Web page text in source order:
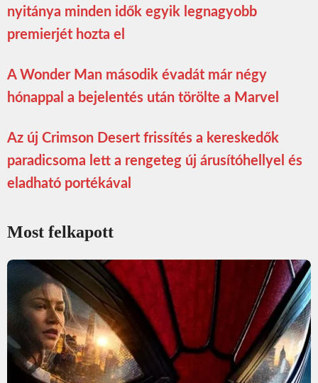
nyitánya minden idők egyik legnagyobb
premierjét hozta el
A Wonder Man második évadát már négy
hónappal a bejelentés után törölte a Marvel
Az új Crimson Desert frissítés a kereskedők
paradicsoma lett a rengeteg új árusítóhellyel és
eladható portékával
Most felkapott